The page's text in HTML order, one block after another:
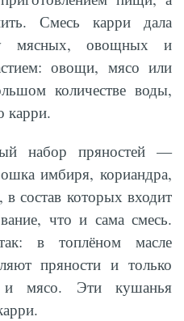
Смесь карри дала
мясных, овощных и
овощи, мясо или
количестве воды,
карри.
набор пряностей —
имбиря, кориандра,
состав которых входит
что и сама смесь.
в топлёном масле
пряности и только
мясо. Эти кушанья